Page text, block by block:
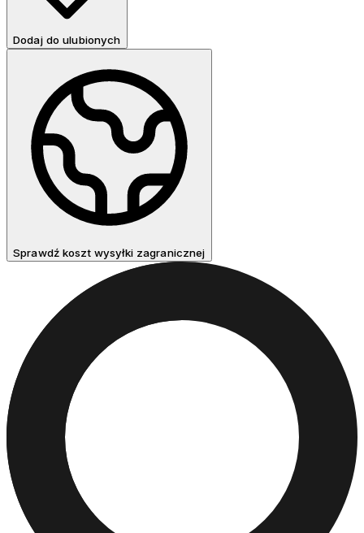
Dodaj do ulubionych
Sprawdź koszt wysyłki zagranicznej